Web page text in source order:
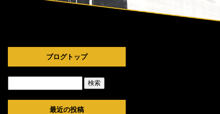
ブログトップ
最近の投稿